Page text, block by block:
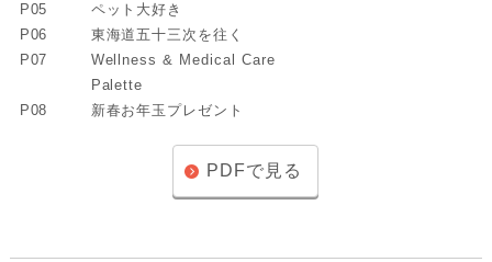
P05
ペット大好き
P06
東海道五十三次を往く
P07
Wellness & Medical Care
Palette
P08
新春お年玉プレゼント
PDFで見る